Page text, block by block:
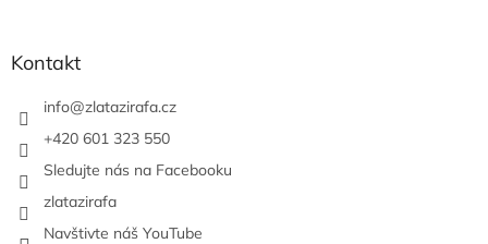
Kontakt
info@zlatazirafa.cz
+420 601 323 550
Sledujte nás na Facebooku
zlatazirafa
Navštivte náš YouTube